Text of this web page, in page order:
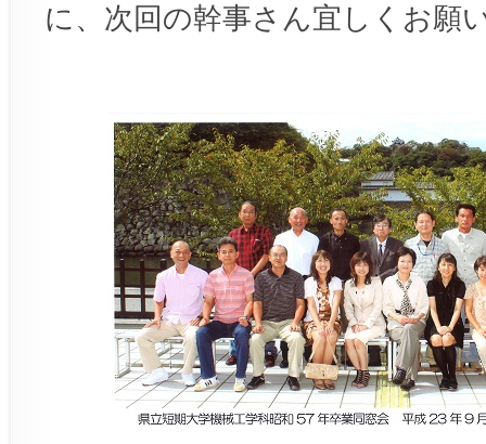
に、次回の幹事さん宜しくお願